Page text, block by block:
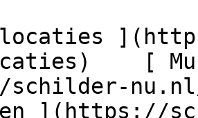
[
](https://